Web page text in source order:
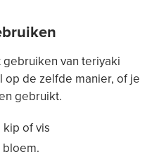
van teriyaki
op de zelfde manier, of je
gebruikt.
of vis